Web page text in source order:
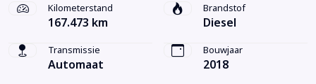
Kilometerstand
167.473 km
Brandstof
Diesel
Transmissie
Automaat
Bouwjaar
2018